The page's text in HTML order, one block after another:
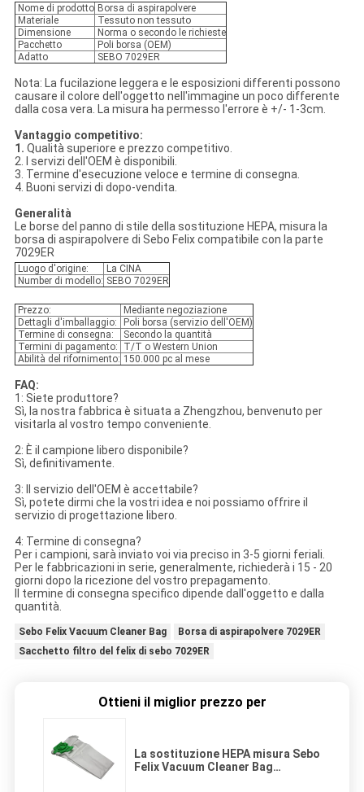
Nome di prodotto Borsa di aspirapolvere
Materiale
Tessuto non tessuto
Dimensione
Norma o secondo le richieste
Pacchetto
Poli borsa (OEM)
Adatto
SEBO 7029ER
Nota: La fucilazione leggera e le esposizioni differenti possono
causare il colore dell'oggetto nell'immagine un poco differente
dalla cosa vera. La misura ha permesso l'errore è +/- 1-3cm.
Vantaggio competitivo:
1. Qualità superiore e prezzo competitivo.
2. I servizi dell'OEM è disponibili.
3. Termine d'esecuzione veloce e termine di consegna.
4. Buoni servizi di dopo-vendita.
Generalità
Le borse del panno di stile della sostituzione HEPA, misura la
borsa di aspirapolvere di Sebo Felix compatibile con la parte
7029ER
Luogo d'origine:
La CINA
Number di modello: SEBO 7029ER
Prezzo:
Mediante negoziazione
Dettagli d'imballaggio:
Poli borsa (servizio dell'OEM)
Termine di consegna:
Secondo la quantità
Termini di pagamento:
T/T o Western Union
Abilità del rifornimento: 150.000 pc al mese
FAQ:
1: Siete produttore?
Sì, la nostra fabbrica è situata a Zhengzhou, benvenuto per
visitarla al vostro tempo conveniente.
2: È il campione libero disponibile?
Sì, definitivamente.
3: Il servizio dell'OEM è accettabile?
Sì, potete dirmi che la vostri idea e noi possiamo offrire il
servizio di progettazione libero.
4: Termine di consegna?
Per i campioni, sarà inviato voi via preciso in 3-5 giorni feriali.
Per le fabbricazioni in serie, generalmente, richiederà i 15 - 20
giorni dopo la ricezione del vostro prepagamento.
Il termine di consegna specifico dipende dall'oggetto e dalla
quantità.
Sebo Felix Vacuum Cleaner Bag
Borsa di aspirapolvere 7029ER
Sacchetto filtro del felix di sebo 7029ER
Ottieni il miglior prezzo per
La sostituzione HEPA misura Sebo
Felix Vacuum Cleaner Bag